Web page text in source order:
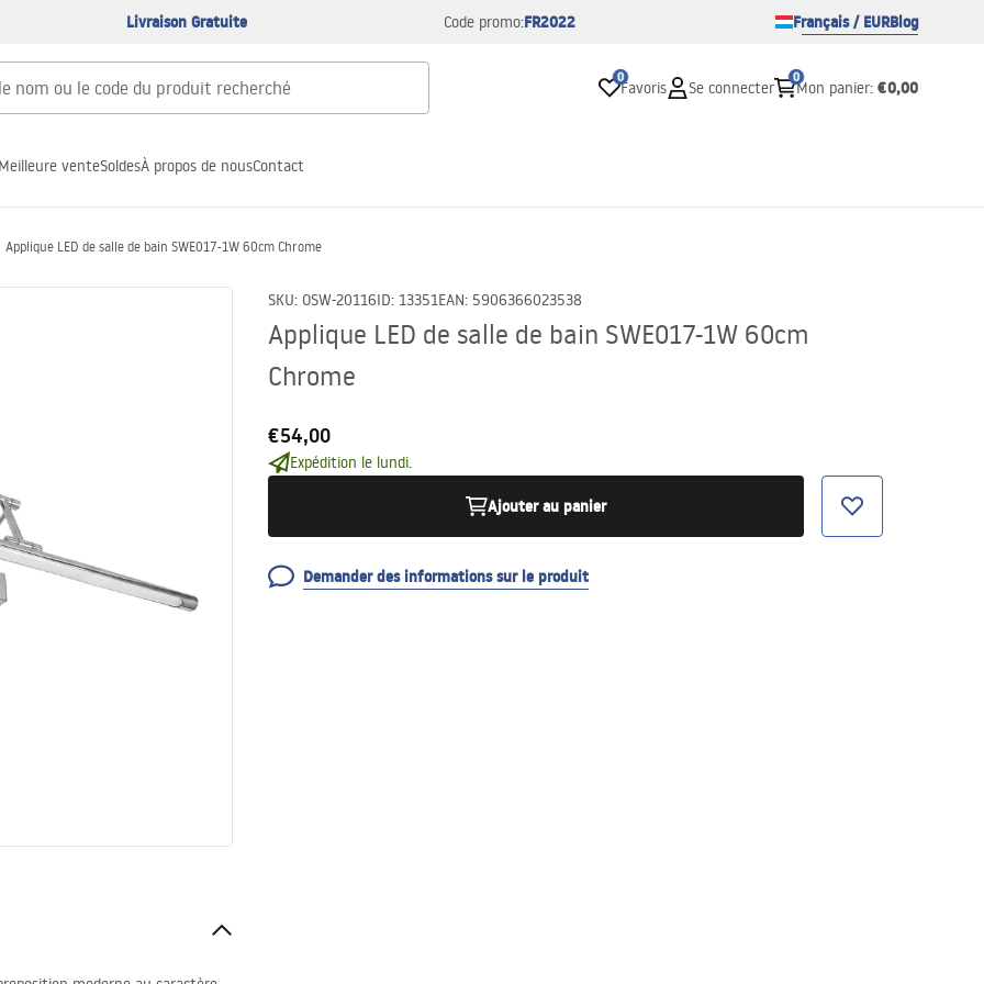
Livraison Gratuite Code promo:FR2022 Français / EURBlog
0
Favoris Se connecter
0
Mon panier: €0,00
Meilleure venteSoldesÀ propos de nousContact
Applique LED de salle de bain SWE017-1W 60cm Chrome
SKU: OSW-20116ID: 13351EAN: 5906366023538
Applique LED de salle de bain SWE017-1W 60cm
Chrome
€54,00
Expédition le lundi.
Ajouter au panier
Demander des informations sur le produit